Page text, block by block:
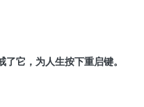
它，为人生按下重启键。